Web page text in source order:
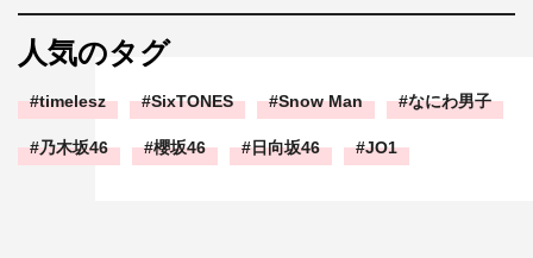
人気のタグ
timelesz SixTONES Snow Man なにわ男子
乃木坂46 櫻坂46 日向坂46 JO1